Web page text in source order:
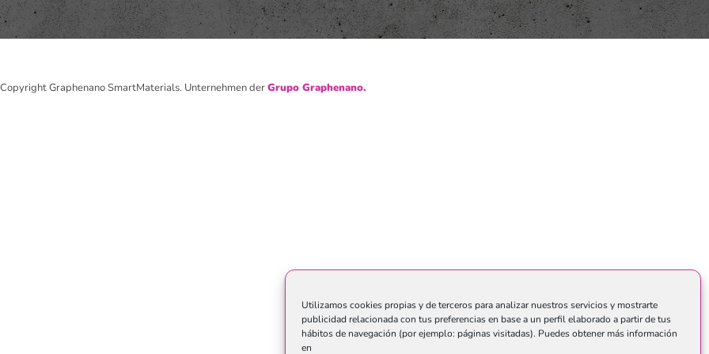
Utilizamos cookies propias y de terceros para analizar nuestros servicios y mostrarte
publicidad relacionada con tus preferencias en base a un perfil elaborado a partir de tus
hábitos de navegación (por ejemplo: páginas visitadas). Puedes obtener más información
en
Graphenano SmartMaterials. Unternehmen derGrupo Graphenano.